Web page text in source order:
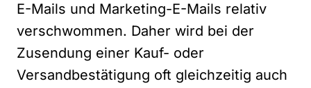
E-Mails und Marketing-E-Mails relativ
verschwommen. Daher wird bei der
Zusendung einer Kauf- oder
Versandbestätigung oft gleichzeitig auch